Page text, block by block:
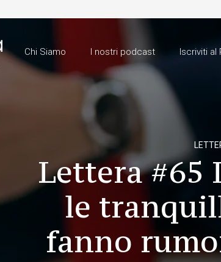
Chi Siamo I nostri podcast Iscriviti al
Lettera #65
le
fanno